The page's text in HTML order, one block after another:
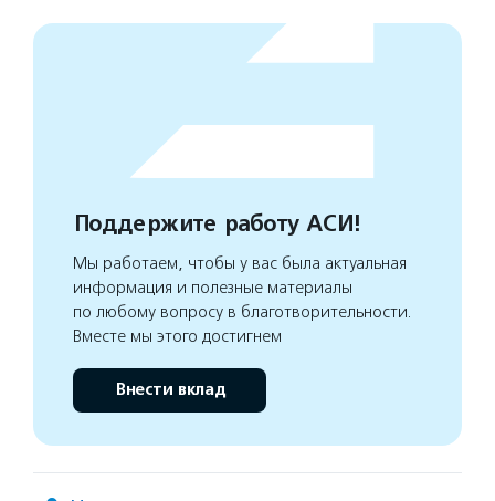
Поддержите работу АСИ!
Мы работаем, чтобы у вас была актуальная
информация и полезные материалы
по любому вопросу в благотворительности.
Вместе мы этого достигнем
Внести вклад